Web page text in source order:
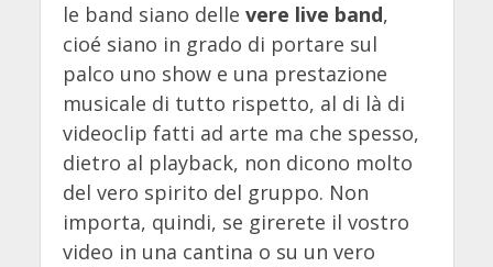
le band siano delle vere live band,
cioé siano in grado di portare sul
palco uno show e una prestazione
musicale di tutto rispetto, al di là di
videoclip fatti ad arte ma che spesso,
dietro al playback, non dicono molto
del vero spirito del gruppo. Non
importa, quindi, se girerete il vostro
video in una cantina o su un vero